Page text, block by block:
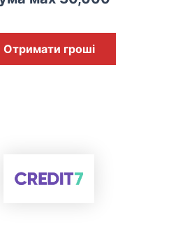
Отримати гроші